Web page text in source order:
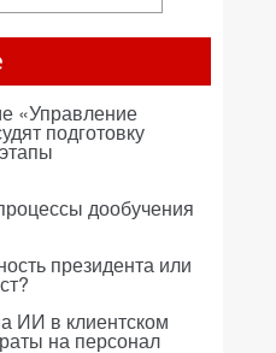
«Управление
подготовку
дообучения
президента или
ИИ в клиентском
на персонал